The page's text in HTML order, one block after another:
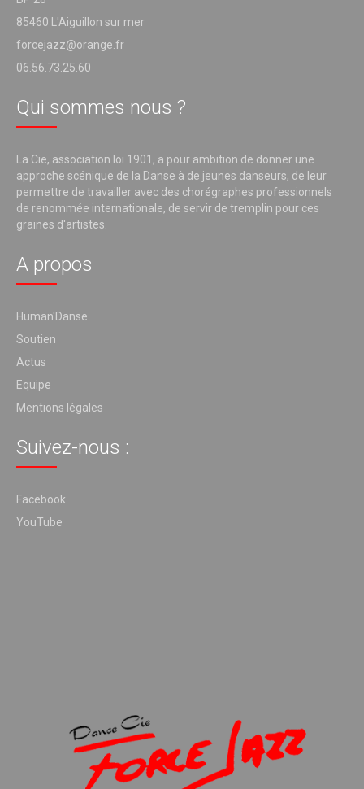
85460 L'Aiguillon sur mer
forcejazz@orange.fr
06.56.73.25.60
Qui sommes nous ?
La Cie, association loi 1901, a pour ambition de donner une
approche scénique de la Danse à de jeunes danseurs, de leur
permettre de travailler avec des chorégraphes professionnels
de renommée internationale, de servir de tremplin pour ces
graines d'artistes.
A propos
Human'Danse
Soutien
Actus
Equipe
Mentions légales
Suivez-nous :
Facebook
YouTube